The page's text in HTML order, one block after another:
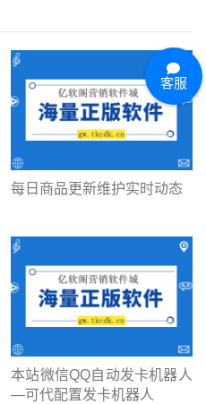
每日商品更新维护实时动态
本站微信QQ自动发卡机器人
—可代配置发卡机器人
客服